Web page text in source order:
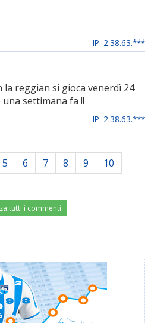
IP: 2.38.63.***
la reggian si gioca venerdì 24
settimana fa !!
IP: 2.38.63.***
5 6 7 8 9 10
tutti i commenti